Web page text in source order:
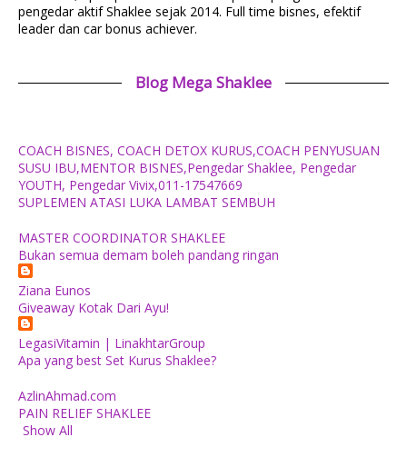
pengedar aktif Shaklee sejak 2014. Full time bisnes, efektif
leader dan car bonus achiever.
Blog Mega Shaklee
COACH BISNES, COACH DETOX KURUS,COACH PENYUSUAN
SUSU IBU,MENTOR BISNES,Pengedar Shaklee, Pengedar
YOUTH, Pengedar Vivix,011-17547669
SUPLEMEN ATASI LUKA LAMBAT SEMBUH
MASTER COORDINATOR SHAKLEE
Bukan semua demam boleh pandang ringan
Ziana Eunos
Giveaway Kotak Dari Ayu!
LegasiVitamin | LinakhtarGroup
Apa yang best Set Kurus Shaklee?
AzlinAhmad.com
PAIN RELIEF SHAKLEE
Show All